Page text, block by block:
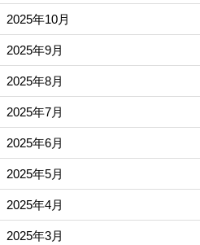
2025年10月
2025年9月
2025年8月
2025年7月
2025年6月
2025年5月
2025年4月
2025年3月